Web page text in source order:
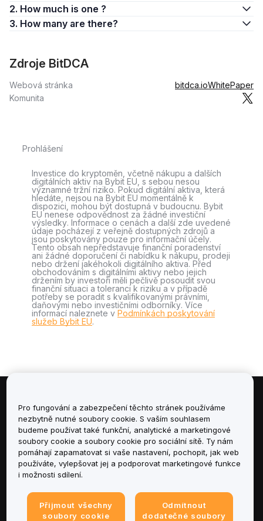
2. How much is one ?
3. How many are there?
Zdroje BitDCA
Webová stránka bitdca.ioWhitePaper
Komunita
Prohlášení
Investice do kryptoměn, včetně nákupu a dalších
digitálních aktiv na Bybit EU, s sebou nesou
významné tržní riziko. Pokud digitální aktiva, která
hledáte, nejsou na Bybit EU momentálně k
dispozici, mohou být dostupná v budoucnu. Bybit
EU nenese odpovědnost za žádné investiční
výsledky. Informace o cenách a další zde uvedené
údaje pocházejí z veřejně dostupných zdrojů a
jsou poskytovány pouze pro informační účely.
Tento obsah nepředstavuje finanční poradenství
ani žádné doporučení či nabídku k nákupu, prodeji
nebo držení jakéhokoli digitálního aktiva. Před
obchodováním s digitálními aktivy nebo jejich
držením by investoři měli pečlivě posoudit svou
finanční situaci a toleranci k riziku a v případě
potřeby se poradit s kvalifikovanými právními,
daňovými nebo investičními odborníky. Více
informací naleznete v Podmínkách poskytování
služeb Bybit EU.
Informace
Služby
podpora
Právní informace
Pro fungování a zabezpečení těchto stránek používáme
nezbytně nutné soubory cookie. S vaším souhlasem
budeme používat také funkční, analytické a marketingové
soubory cookie a soubory cookie pro sociální sítě. Ty nám
pomáhají zapamatovat si vaše nastavení, pochopit, jak web
používáte, vylepšovat jej a podporovat marketingové funkce
i možnosti sdílení.
Přijmout všechny
soubory cookie
Odmítnout
dodatečné soubory